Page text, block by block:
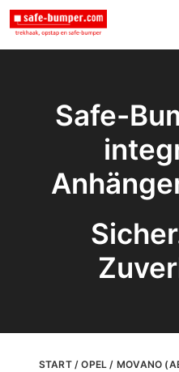
Safe-
START/OPEL / MOVANO